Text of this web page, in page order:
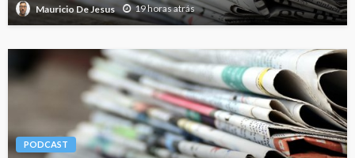
Mauricio De Jesus 19 horas atrás
PODCAST